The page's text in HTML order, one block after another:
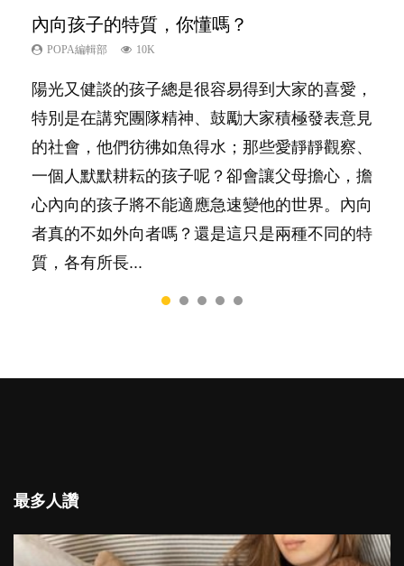
內向孩子的特質，你懂嗎？
POPA編輯部 10K
陽光又健談的孩子總是很容易得到大家的喜愛，
特別是在講究團隊精神、鼓勵大家積極發表意見
的社會，他們彷彿如魚得水；那些愛靜靜觀察、
一個人默默耕耘的孩子呢？卻會讓父母擔心，擔
心內向的孩子將不能適應急速變他的世界。內向
者真的不如外向者嗎？還是這只是兩種不同的特
質，各有所長...
夫妻必看！經營婚姻，沒捷徑
POPA編輯部 22.9K
你是不是也曾經以為只要跟相愛的人結婚，就自
然能走到白頭，但生了孩子卻發現事情不如你所
料？ 經營婚姻，不如我們想像的簡單，卻也不
是大家說得那麼難。一起來認識婚姻的真相！...
想孩子學好外語，點做好？
POPA編輯部 9.9K
有人話學多種語言越早開始越好，有人卻說一時
間太多語言，會令孩子感到混淆，到底誰是誰
非？聽聽專家怎樣說，解開語言學習的迷思～...
新手父母不用怕
POPA編輯部 16.3K
相信許多人初為人父母，由懷孕開始到孩子呱呱
落地，心中都有數之不盡的問題～這裡一次過集
合我們以往製作過的相關短片。 這段路讓我們
跟你同行～...
孩子能力天注定？
POPA編輯部 7.9K
很多父母都希望孩子係個「叻仔叻女」，學業別
太差，日常自理井井有條。這樣的孩子是萬中無
一，還是魚與熊掌，不能兼得？...
最多人讚